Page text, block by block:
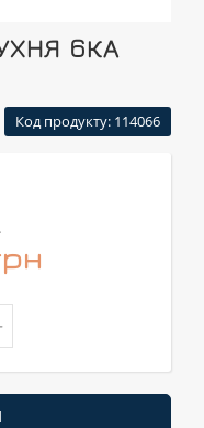
6КА
Код продукту: 114066